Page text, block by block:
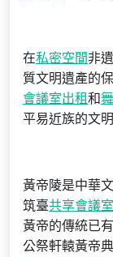
在私密空間非
質文明遺產的
會議室出租和
平易近族的文
黃帝陵是中華
筑臺共享會議室
黃帝的傳統已
公祭軒轅黃帝